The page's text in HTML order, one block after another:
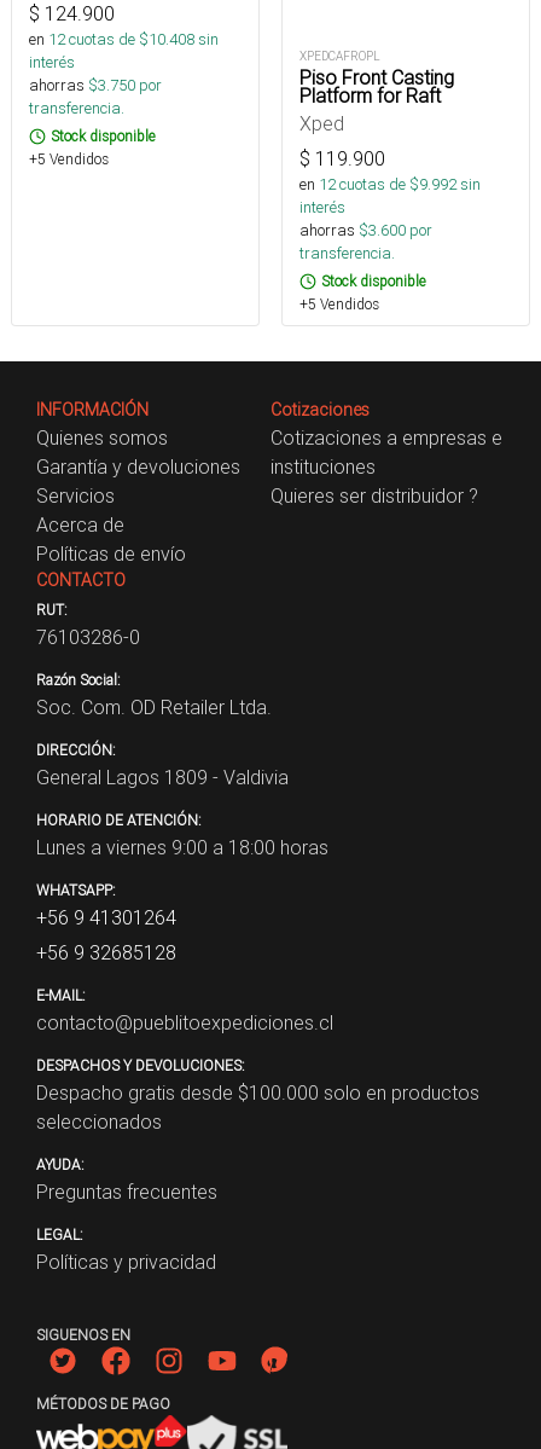
$ 124.900
en 12cuotas de $10.408sin
interés
ahorras $3.750 por
transferencia.
Stock disponible
+5 Vendidos
XPEDCAFROPL
Piso Front Casting
Platform for Raft
Xped
$ 119.900
en 12cuotas de $9.992sin
interés
ahorras $3.600 por
transferencia.
Stock disponible
+5 Vendidos
INFORMACIÓN
Quienes somos
Garantía y devoluciones
Servicios
Acerca de
Políticas de envío
Cotizaciones
Cotizaciones a empresas e
instituciones
Quieres ser distribuidor ?
CONTACTO
RUT:
76103286-0
Razón Social:
Soc. Com. OD Retailer Ltda.
DIRECCIÓN:
General Lagos 1809 - Valdivia
HORARIO DE ATENCIÓN:
Lunes a viernes 9:00 a 18:00 horas
WHATSAPP:
+56 9 41301264
+56 9 32685128
E-MAIL:
contacto@pueblitoexpediciones.cl
DESPACHOS Y DEVOLUCIONES:
Despacho gratis desde $100.000 solo en productos
seleccionados
AYUDA:
Preguntas frecuentes
LEGAL:
Políticas y privacidad
SIGUENOS EN
MÉTODOS DE PAGO